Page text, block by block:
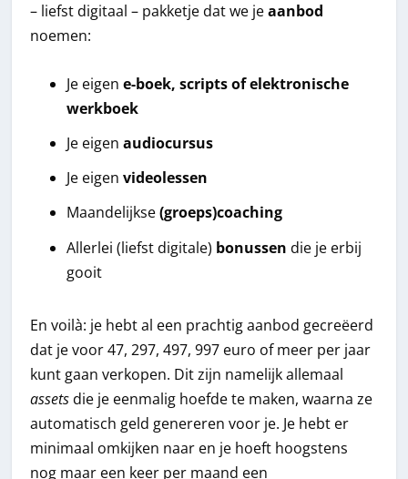
– liefst digitaal – pakketje dat we jeaanbod
noemen:
Je eigene-boek, scripts of elektronische
werkboek
Je eigenaudiocursus
Je eigenvideolessen
Maandelijkse(groeps)coaching
Allerlei (liefst digitale) bonussen die je erbij
gooit
En voilà: je hebt al een prachtig aanbod gecreëerd
dat je voor 47, 297, 497, 997 euro of meer per jaar
kunt gaan verkopen. Dit zijn namelijk allemaal
assets die je eenmalig hoefde te maken, waarna ze
automatisch geld genereren voor je. Je hebt er
minimaal omkijken naar en je hoeft hoogstens
nog maar een keer per maand een